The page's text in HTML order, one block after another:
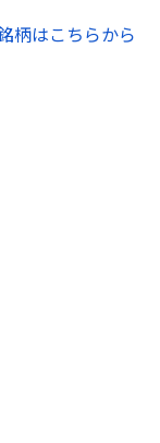
柄はこちらから